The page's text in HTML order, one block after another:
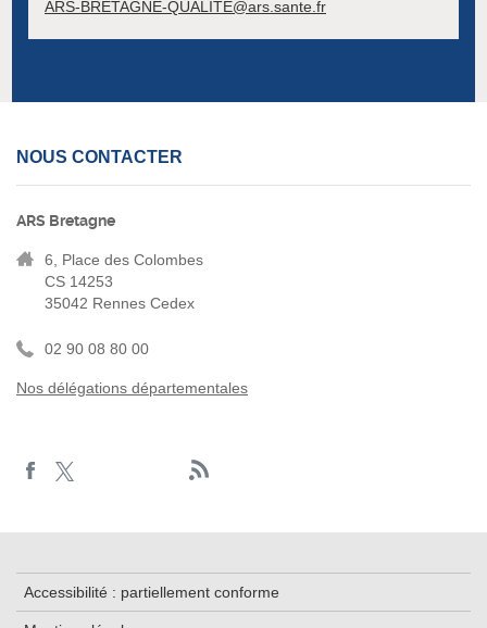
ARS-BRETAGNE-QUALITE@ars.sante.fr
NOUS CONTACTER
ARS Bretagne
6, Place des Colombes
CS 14253
35042 Rennes Cedex
02 90 08 80 00
Nos délégations départementales
Accessibilité : partiellement conforme